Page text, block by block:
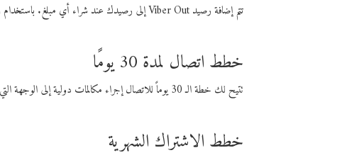
تتم إضافة رصيد Viber Out إلى رصيدك عند شراء أي مبلغ. باستخدام رصيدك، يمكنك إجراء مكالمات إلى أي رقم في العالم بأسعار فايبر المنخفضة.
خطط اتصال لمدة 30 يومًا
تتيح لك خطة الـ 30 يوماً للاتصال إجراء مكالمات دولية إلى الوجهة التي تختارها لمدة 30 يوماً بأسعار فايبر المنخفضة.
خطط الاشتراك الشهرية